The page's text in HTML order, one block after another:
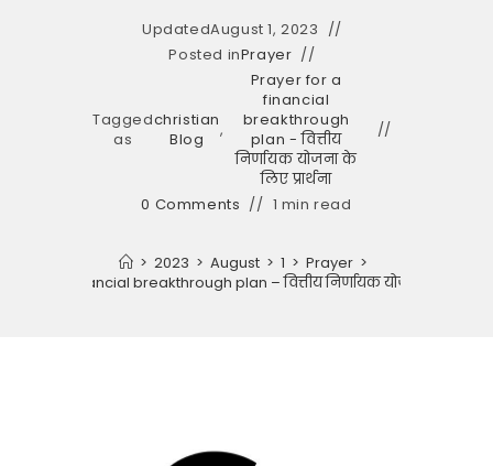
UpdatedAugust 1, 2023
Posted inPrayer
Tagged
as
christian
Blog
,
Prayer for a
financial
breakthrough
plan - वित्तीय
निर्णायक योजना के
लिए प्रार्थना
0 Comments
1 min read
> 2023 > August > 1 > Prayer >
for a financial breakthrough plan – वित्तीय निर्णायक योजना के लिए